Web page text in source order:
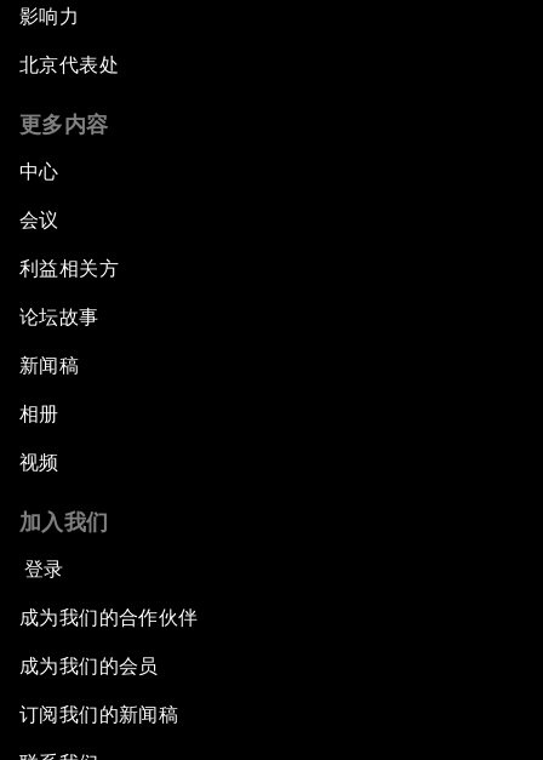
影响力
北京代表处
更多内容
中心
会议
利益相关方
论坛故事
新闻稿
相册
视频
加入我们
登录
成为我们的合作伙伴
成为我们的会员
订阅我们的新闻稿